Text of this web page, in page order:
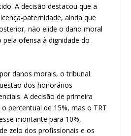
A decisão destacou que a
paternidade, ainda que
não elide o dano moral
ofensa à dignidade do
danos morais, o tribunal
dos honorários
A decisão de primeira
percentual de 15%, mas o TRT
montante para 10%,
zelo dos profissionais e os